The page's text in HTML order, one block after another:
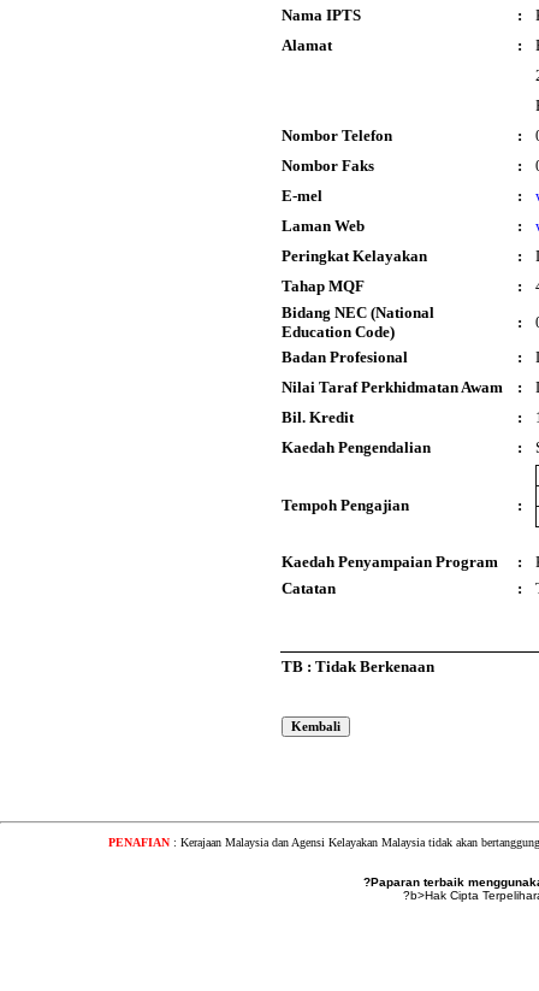
Nama IPTS
:
Alamat
:
Nombor Telefon
:
Nombor Faks
:
E-mel
:
Laman Web
:
Peringkat Kelayakan
:
Tahap MQF
:
Bidang NEC (National
Education Code)
:
Badan Profesional
:
Nilai Taraf Perkhidmatan Awam
:
Bil. Kredit
:
Kaedah Pengendalian
:
Tempoh Pengajian :
Kaedah Penyampaian Program :
Catatan
:
TB : Tidak Berkenaan
PENAFIAN : Kerajaan Malaysia dan Agensi Kelayakan Malaysia tidak akan
?Paparan terbaik
?b>Hak Cipta